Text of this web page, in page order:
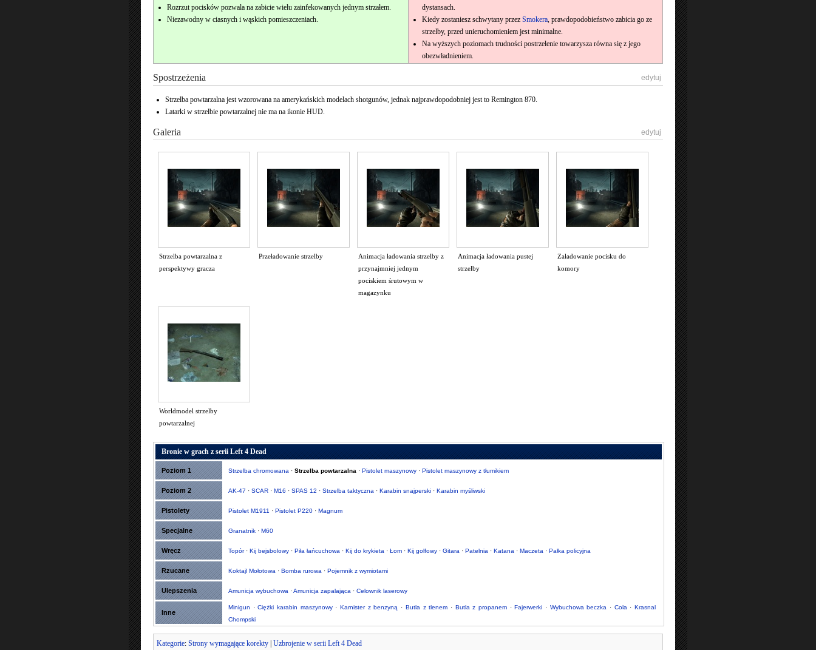
Rozrzut pocisków pozwala na zabicie wielu zainfekowanych jednym strzałem.
Niezawodny w ciasnych i wąskich pomieszczeniach.
dystansach.
Kiedy zostaniesz schwytany przezSmokera , prawdopodobieństwo zabicia go ze
strzelby, przed unieruchomieniem jest minimalne.
Na wyższych poziomach trudności postrzelenie towarzysza równa się z jego
obezwładnieniem.
edytuj
Spostrzeżenia
Strzelba powtarzalna jest wzorowana na amerykańskich modelach shotgunów, jednak najprawdopodobniej jest to Remington 870.
Latarki w strzelbie powtarzalnej nie ma na ikonie HUD.
edytuj
Galeria
Strzelba powtarzalna z
perspektywy gracza
Przeładowanie strzelby
Animacja ładowania strzelby z
przynajmniej jednym
pociskiem śrutowym w
magazynku
Animacja ładowania pustej
strzelby
Załadowanie pocisku do
komory
Worldmodel strzelby
powtarzalnej
Bronie w grach z serii Left 4 Dead
Poziom 1 Strzelba chromowana · Strzelba powtarzalna · Pistolet maszynowy · Pistolet maszynowy z tłumikiem
Poziom 2 AK-47 · SCAR · M16 · SPAS 12 · Strzelba taktyczna · Karabin snajperski · Karabin myśliwski
Pistolety Pistolet M1911 · Pistolet P220 · Magnum
Specjalne Granatnik · M60
Wręcz Topór· Kij bejsbolowy · Piła łańcuchowa · Kij do krykieta · Łom · Kij golfowy · Gitara · Patelnia · Katana · Maczeta · Pałka policyjna
Rzucane Koktajl Mołotowa · Bomba rurowa · Pojemnik z wymiotami
Ulepszenia Amunicja wybuchowa ·Amunicja zapalająca · Celownik laserowy
Inne
Minigun ·Ciężki karabin maszynowy·Karnister z benzyną · Butla z tlenem · Butla z propanem ·Fajerwerki · Wybuchowa beczka · Cola ·Krasnal
Chompski
Kategorie: Strony wymagające korekty | Uzbrojenie w serii Left 4 Dead